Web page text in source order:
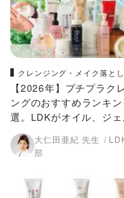
クレンジング・メイク落とし
【2026年】プチプラク
ングのおすすめランキ
選。LDKがオイル、ジェ
バーム、クリームの人気
をプロと比較
大仁田亜紀 先生
部